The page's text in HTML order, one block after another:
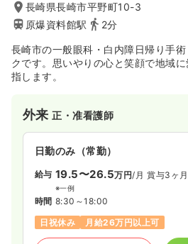
時給1,200円以上可
気になる
長崎県長崎市平野町10-3
原爆資料館駅
2分
長崎市の一般眼科・白内障日帰り手
クです。思いやりの心と笑顔で地域
指します。
外来正・准看護師
日勤のみ（常勤）
給与 19.5〜26.5万円/月 賞与3ヶ月
※一例
時間 8:30～18:00
日祝休み
月給26万円以上可